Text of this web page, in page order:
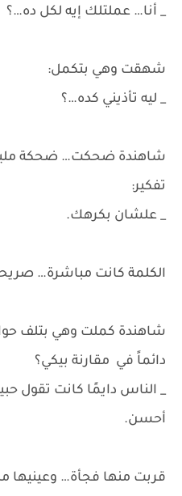
_ أنا… عملتلك إيه لكل ده…؟
شهقت وهي بتكمل:
_ ليه تأذيني كده…؟
شاهندة ضحكت… ضحكة
تفكير:
_ علشان بكرهك.
الكلمة كانت مباشرة…
شاهندة كملت وهي بتلف
دائماً في مقارنة بيكي؟
_ الناس دايمًا كانت تقول
أحسن.
قربت منها فجأة… وعينيها